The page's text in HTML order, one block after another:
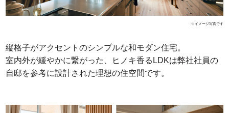
※イメージ写真です
縦格子がアクセントのシンプルな和モダン住宅。
室内外が緩やかに繋がった、ヒノキ香るLDKは弊社社員の
自邸を参考に設計された理想の住空間です。